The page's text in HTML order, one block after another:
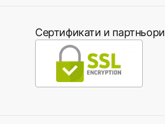
Сертификати и партньори